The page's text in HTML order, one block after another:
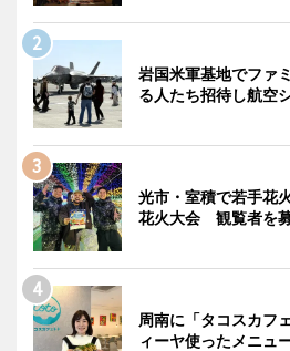
岩国米軍基地でファ
る人たち招待し航空
光市・室積で若手花
花火大会 観覧者を
周南に「タコスカフ
ィーヤ使ったメニュ